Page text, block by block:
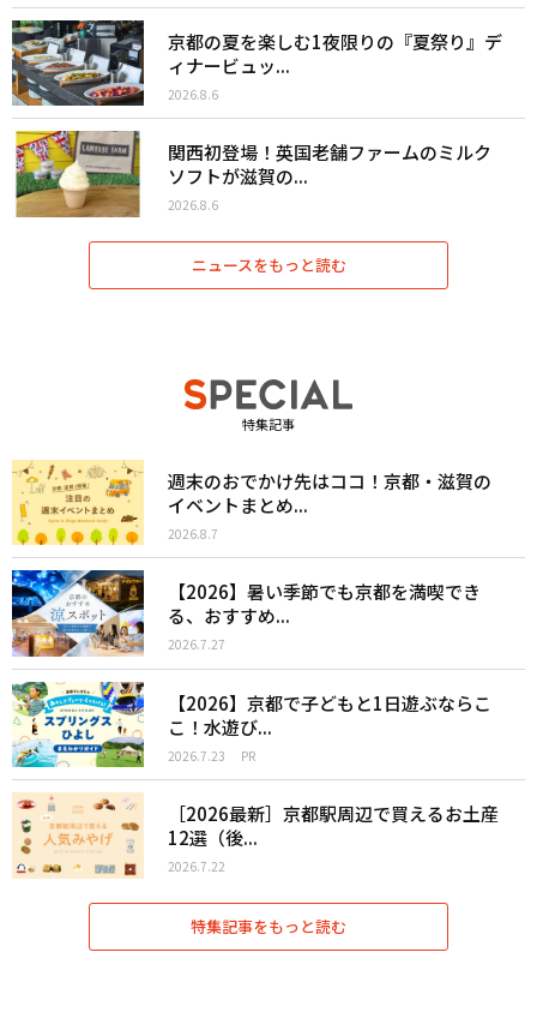
京都の夏を楽しむ1夜限りの『夏祭り』デ
ィナービュッ...
2026.8.6
関西初登場！英国老舗ファームのミルク
ソフトが滋賀の...
2026.8.6
ニュースをもっと読む
特集記事
週末のおでかけ先はココ！京都・滋賀の
イベントまとめ...
2026.8.7
【2026】暑い季節でも京都を満喫でき
る、おすすめ...
2026.7.27
【2026】京都で子どもと1日遊ぶならこ
こ！水遊び...
2026.7.23 PR
［2026最新］京都駅周辺で買えるお土産
12選（後...
2026.7.22
特集記事をもっと読む